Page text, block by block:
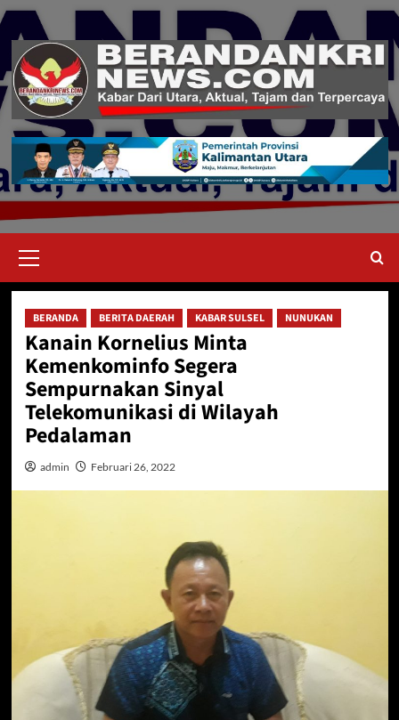
Skip
content
Menu
BERANDA BERITA DAERAH KABAR SULSEL NUNUKAN
Kanain Kornelius Minta
Kemenkominfo Segera
Sempurnakan Sinyal
Telekomunikasi di Wilayah
Pedalaman
admin Februari 26, 2022